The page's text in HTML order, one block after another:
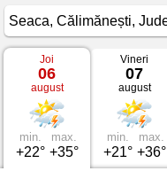
Vremea
Seaca
Călimănești,
Județul
Vâlcea
Joi
06
august
min.
+22°
max.
+35°
Vineri
07
august
min.
+21°
max.
+36°